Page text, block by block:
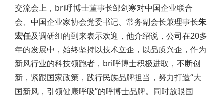
交流会上，bri呼博士董事长邹剑寒对中国企业联合
会、中国企业家协会党委书记、常务副会长兼理事长朱
宏任及调研组的到来表示欢迎，他介绍说，公司在20多
年的发展中，始终坚持以技术立企，以品质兴企，作为
新风行业的科技领跑者，bri呼博士积极进取，不断创
新，紧跟国家政策，践行民族品牌担当，努力打造“大
国新风，引领健康呼吸”的呼博士品牌。同时放眼国